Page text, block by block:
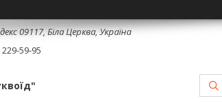
09117, Біла Церква, Україна
59-95